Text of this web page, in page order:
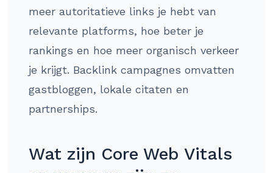
meer autoritatieve links je hebt van
relevante platforms, hoe beter je
rankings en hoe meer organisch verkeer
je krijgt. Backlink campagnes omvatten
gastbloggen, lokale citaten en
partnerships.
Wat zijn Core Web Vitals